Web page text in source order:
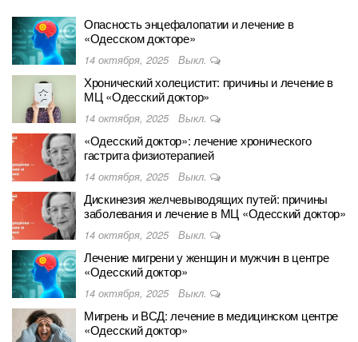
Опасность энцефалопатии и лечение в
«Одесском докторе»
14 октября, 2025 Выкл.
Хронический холецистит: причины и лечение в
МЦ «Одесский доктор»
14 октября, 2025 Выкл.
«Одесский доктор»: лечение хронического
гастрита физиотерапией
14 октября, 2025 Выкл.
Дискинезия желчевыводящих путей: причины
заболевания и лечение в МЦ «Одесский доктор»
14 октября, 2025 Выкл.
Лечение мигрени у женщин и мужчин в центре
«Одесский доктор»
14 октября, 2025 Выкл.
Мигрень и ВСД: лечение в медицинском центре
«Одесский доктор»